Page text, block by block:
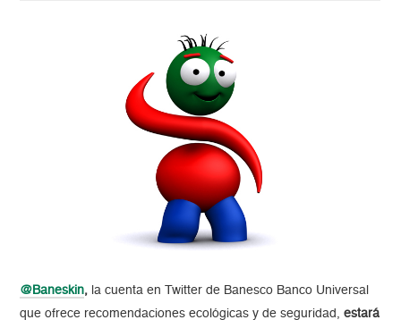
@Baneskin, la cuenta en Twitter de Banesco Banco Universal
que ofrece recomendaciones ecológicas y de seguridad,estará